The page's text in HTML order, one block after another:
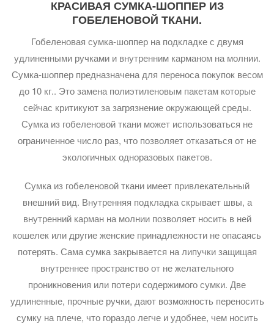
КРАСИВАЯ СУМКА-ШОППЕР ИЗ
ГОБЕЛЕНОВОЙ ТКАНИ.
Гобеленовая сумка-шоппер на подкладке с двумя
удлиненными ручками и внутренним карманом на молнии.
Сумка-шоппер предназначена для переноса покупок весом
до 10 кг.. Это замена полиэтиленовым пакетам которые
сейчас критикуют за загрязнение окружающей среды.
Сумка из гобеленовой ткани может использоваться не
ограниченное число раз, что позволяет отказаться от не
экологичных одноразовых пакетов.
Сумка из гобеленовой ткани имеет привлекательный
внешний вид. Внутренняя подкладка скрывает швы, а
внутренний карман на молнии позволяет носить в ней
кошелек или другие женские принадлежности не опасаясь
потерять. Сама сумка закрывается на липучки защищая
внутреннее пространство от не желательного
проникновения или потери содержимого сумки. Две
удлиненные, прочные ручки, дают возможность переносить
сумку на плече, что гораздо легче и удобнее, чем носить